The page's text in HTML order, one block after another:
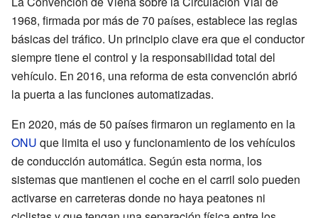
1968, firmada por más de 70 países, establece las reglas
básicas del tráfico. Un principio clave era que el conductor
siempre tiene el control y la responsabilidad total del
vehículo. En 2016, una reforma de esta convención abrió
la puerta a las funciones automatizadas.
En 2020, más de 50 países firmaron un reglamento en la
ONU que limita el uso y funcionamiento de los vehículos
de conducción automática. Según esta norma, los
sistemas que mantienen el coche en el carril solo pueden
activarse en carreteras donde no haya peatones ni